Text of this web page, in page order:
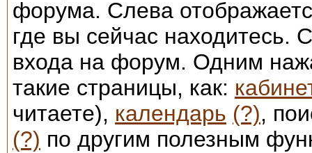
форума. Слева
где вы сейчас находитесь.
входа на форум. Одним
такие страницы, как:
читаете), календарь (?),
(?) по другим полезным